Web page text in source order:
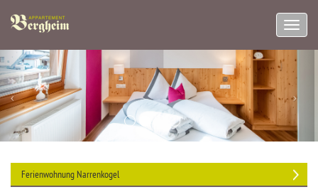
Ferienwohnung Narrenkogel